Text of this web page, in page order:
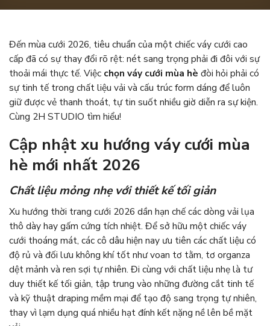
Đến mùa cưới 2026, tiêu chuẩn của một chiếc váy cưới cao
cấp đã có sự thay đổi rõ rệt: nét sang trọng phải đi đôi với sự
thoải mái thực tế. Việc chọn váy cưới mùa hè đòi hỏi phải có
sự tinh tế trong chất liệu vải và cấu trúc form dáng để luôn
giữ được vẻ thanh thoát, tự tin suốt nhiều giờ diễn ra sự kiện.
Cùng 2H STUDIO tìm hiểu!
Cập nhật xu hướng váy cưới mùa
hè mới nhất 2026
Chất liệu mỏng nhẹ với thiết kế tối giản
Xu hướng thời trang cưới 2026 dần hạn chế các dòng vải lụa
thô dày hay gấm cứng tích nhiệt. Để sở hữu một chiếc váy
cưới thoáng mát, các cô dâu hiện nay ưu tiên các chất liệu có
độ rủ và đối lưu không khí tốt như voan tơ tằm, tơ organza
dệt mảnh và ren sợi tự nhiên. Đi cùng với chất liệu nhẹ là tư
duy thiết kế tối giản, tập trung vào những đường cắt tinh tế
và kỹ thuật draping mềm mại để tạo độ sang trọng tự nhiên,
thay vì lạm dụng quá nhiều hạt đính kết nặng nề lên bề mặt